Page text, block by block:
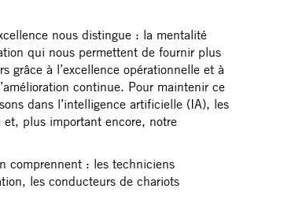
nous distingue : la mentalité
qui nous permettent de fournir plus
à l’excellence opérationnelle et à
continue. Pour maintenir ce
dans l’intelligence artificielle (IA), les
et, plus important encore, notre
comprennent : les techniciens
les conducteurs de chariots